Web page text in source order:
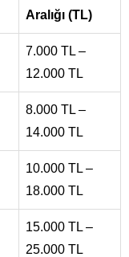
Aralığı (TL)
7.000 TL –
12.000 TL
8.000 TL –
14.000 TL
10.000 TL –
18.000 TL
15.000 TL –
25.000 TL